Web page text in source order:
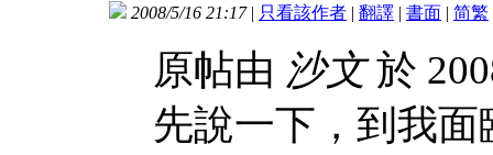
2008/5/16 21:17| 只看該作者 | 翻譯 | 書面 | 简繁
原帖由 沙文於
先說一下，到我